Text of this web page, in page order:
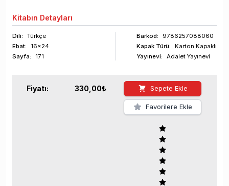
Kitabın Detayları
Dili:
Türkçe
Ebat:
16x24
Sayfa: 171
Barkod:
9786257088060
Kapak Türü:
Karton Kapaklı
Yayınevi:
Adalet Yayınevi
Fiyatı: 330,00₺ Sepete Ekle
Favorilere Ekle